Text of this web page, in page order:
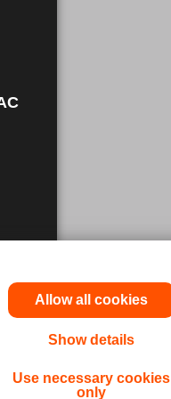
Allow all cookies
Show details
Use necessary cookies
only